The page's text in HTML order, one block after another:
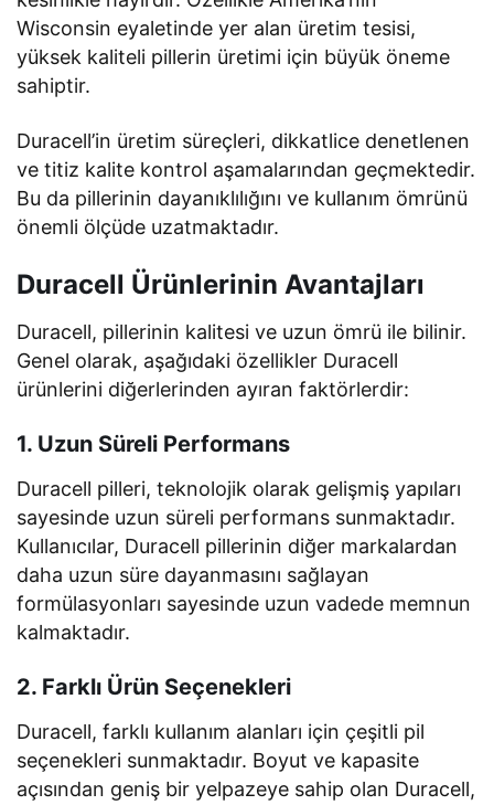
Wisconsin eyaletinde yer alan üretim tesisi,
yüksek kaliteli pillerin üretimi için büyük öneme
sahiptir.
Duracell’in üretim süreçleri, dikkatlice denetlenen
ve titiz kalite kontrol aşamalarından geçmektedir.
Bu da pillerinin dayanıklılığını ve kullanım ömrünü
önemli ölçüde uzatmaktadır.
Duracell Ürünlerinin Avantajları
Duracell, pillerinin kalitesi ve uzun ömrü ile bilinir.
Genel olarak, aşağıdaki özellikler Duracell
ürünlerini diğerlerinden ayıran faktörlerdir:
1. Uzun Süreli Performans
Duracell pilleri, teknolojik olarak gelişmiş yapıları
sayesinde uzun süreli performans sunmaktadır.
Kullanıcılar, Duracell pillerinin diğer markalardan
daha uzun süre dayanmasını sağlayan
formülasyonları sayesinde uzun vadede memnun
kalmaktadır.
2. Farklı Ürün Seçenekleri
Duracell, farklı kullanım alanları için çeşitli pil
seçenekleri sunmaktadır. Boyut ve kapasite
açısından geniş bir yelpazeye sahip olan Duracell,